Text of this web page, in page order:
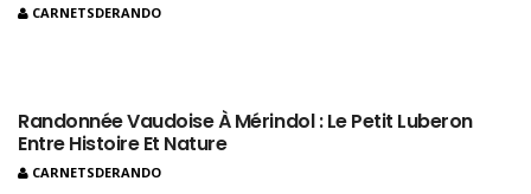
CARNETSDERANDO
Randonnée Vaudoise À Mérindol : Le Petit Luberon
Entre Histoire Et Nature
CARNETSDERANDO